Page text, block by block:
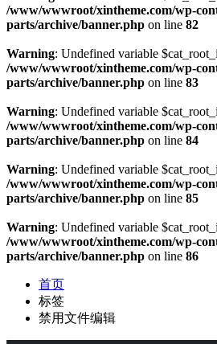
/www/wwwroot/xintheme.com/wp-
parts/archive/banner.php on line 82
Warning: Undefined variable
/www/wwwroot/xintheme.com/wp-
parts/archive/banner.php on line 83
Warning: Undefined variable
/www/wwwroot/xintheme.com/wp-
parts/archive/banner.php on line 84
Warning: Undefined variable
/www/wwwroot/xintheme.com/wp-
parts/archive/banner.php on line 85
Warning: Undefined variable
/www/wwwroot/xintheme.com/wp-
parts/archive/banner.php on line 86
首页
标签
禁用文件编辑